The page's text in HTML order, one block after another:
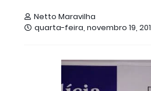
Netto Maravilha
quarta-feira, novembro 19,